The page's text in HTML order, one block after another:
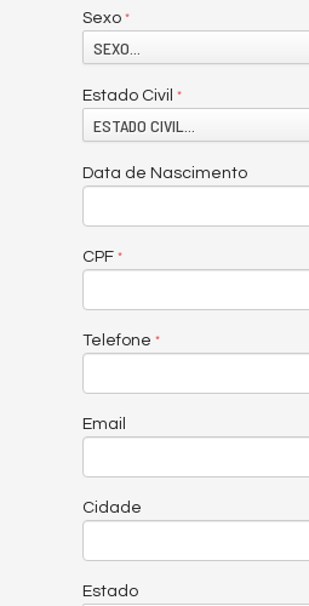
Sexo
SEXO...
Estado Civil
ESTADO CIVIL...
Data de Nascimento
CPF
Telefone
Email
Cidade
Estado